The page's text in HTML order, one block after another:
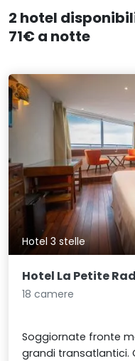
2 hotel
71€ a notte
Hotel 3 stelle
Hotel La Petite
18 camere
Soggiornate fronte
grandi transatlantici.